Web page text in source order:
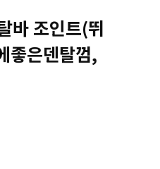
바 조인트(뛰
좋은덴탈껌,